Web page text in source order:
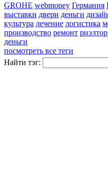
GROHE webmoney Германия
выставки двери деньги
культура лечение логистика
производство ремонт риэлтор
деньги
посмотреть все теги
Найти тэг: